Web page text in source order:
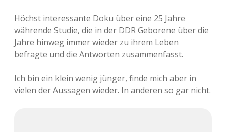
Höchst interessante Doku über eine 25 Jahre
währende Studie, die in der DDR Geborene über die
Jahre hinweg immer wieder zu ihrem Leben
befragte und die Antworten zusammenfasst.
Ich bin ein klein wenig jünger, finde mich aber in
vielen der Aussagen wieder. In anderen so gar nicht.